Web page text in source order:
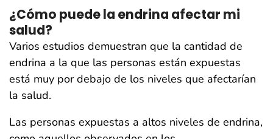
¿Cómo puede la endrina afectar mi
salud?
Varios estudios demuestran que la cantidad de
endrina a la que las personas están expuestas
está muy por debajo de los niveles que afectarían
la salud.
Las personas expuestas a altos niveles de endrina,